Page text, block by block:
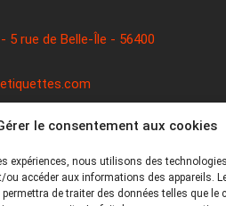
le consentement aux cookies
expériences, nous utilisons des
ou accéder aux informations des appareils.
de traiter des données telles que le
5 rue de Belle-Île - 56400